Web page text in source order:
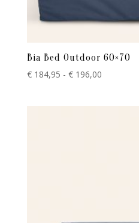
Bia Bed Outdoor 60×70
€184,95 - €196,00Prijsklasse: